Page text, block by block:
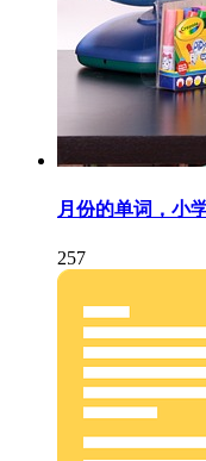
月份的单词，小
257